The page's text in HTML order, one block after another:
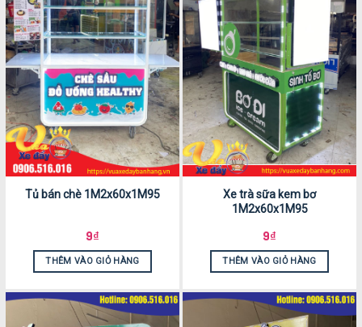
Tủ bán chè 1M2x60x1M95
9₫
THÊM VÀO GIỎ HÀNG
Xe trà sữa kem bơ
1M2x60x1M95
9₫
THÊM VÀO GIỎ HÀNG